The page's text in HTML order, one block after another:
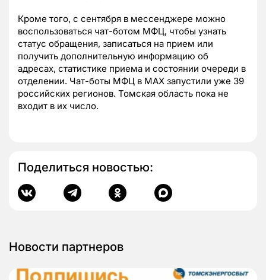
Кроме того, с сентября в мессенджере можно
воспользоваться чат-ботом МФЦ, чтобы узнать
статус обращения, записаться на прием или
получить дополнительную информацию об
адресах, статистике приема и состоянии очереди в
отделении. Чат-боты МФЦ в MAX запустили уже 39
российских регионов. Томская область пока не
входит в их число.
Поделиться новостью:
Новости партнеров